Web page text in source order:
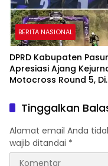
BERITA NASIONAL
DPRD Kabupaten
Apresiasi Ajang
Motocross Round 5, Di
Atlit Berprestasi.
Tinggalkan
Alamat email Anda
wajib ditandai *